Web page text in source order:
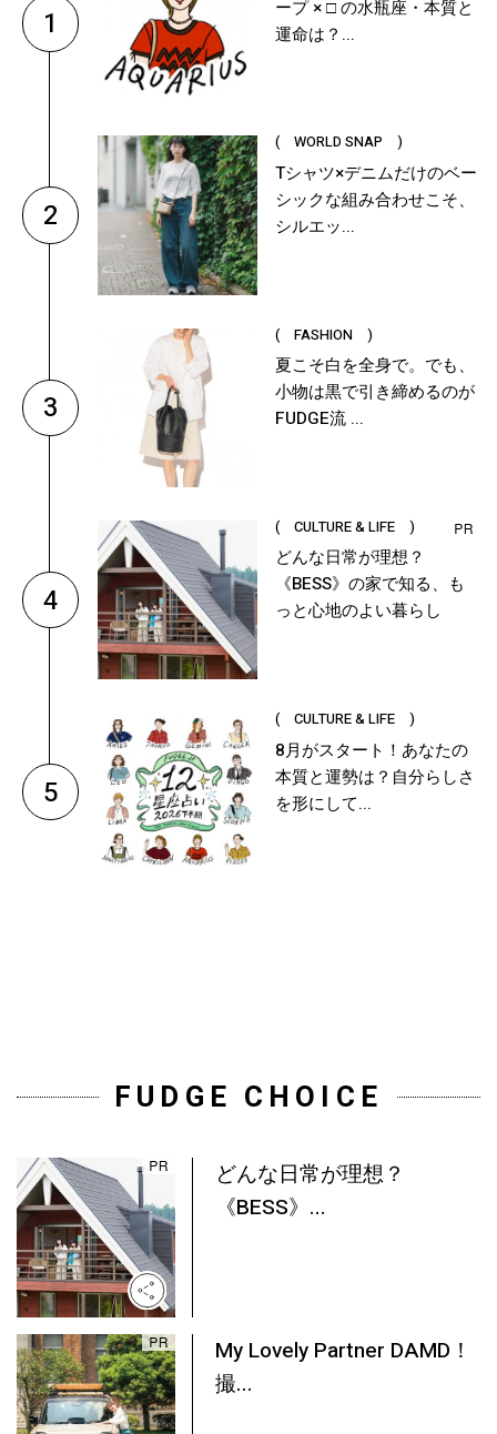
1
ープ × □ の水瓶座・本質と
運命は？...
2
( WORLD SNAP )
Tシャツ×デニムだけのベー
シックな組み合わせこそ、
シルエッ...
3
( FASHION )
夏こそ白を全身で。でも、
小物は黒で引き締めるのが
FUDGE流 ...
4
( CULTURE & LIFE )
どんな日常が理想？
《BESS》の家で知る、も
っと心地のよい暮らし
5
( CULTURE & LIFE )
8月がスタート！あなたの
本質と運勢は？自分らしさ
を形にして...
FUDGE CHOICE
どんな日常が理想？
《BESS》...
My Lovely Partner DAMD！
撮...